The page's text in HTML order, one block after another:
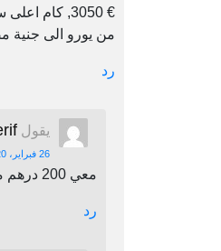
€ 3050, كام اعلى سعر
من يورو الى جنية
رد
يقول
26 فبراير، 2020 الساعة 3:30 م
معي 200 درهم مغربي اريد تحويل الي جنية مصري اين يمكنني أن احول
رد